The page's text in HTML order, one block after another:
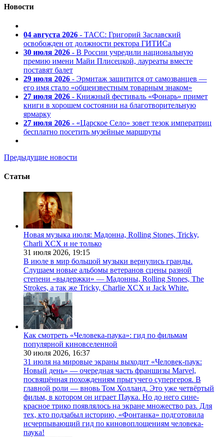
Новости
04 августа 2026 - ТАСС: Григорий Заславский
освобожден от должности ректора ГИТИСа
30 июля 2026 - В России учредили национальную
премию имени Майи Плисецкой, лауреаты вместе
поставят балет
29 июля 2026 - Эрмитаж защитится от самозванцев —
его имя стало «общеизвестным товарным знаком»
27 июля 2026 - Книжный фестиваль «Фонарь» примет
книги в хорошем состоянии на благотворительную
ярмарку
27 июля 2026 - «Царское Село» зовет тезок императриц
бесплатно посетить музейные маршруты
Предыдущие новости
Статьи
Новая музыка июля: Мадонна, Rolling Stones, Tricky,
Charli XCX и не только
31 июля 2026, 19:15
В июле в мир большой музыки вернулись гранды.
Слушаем новые альбомы ветеранов сцены разной
степени «выдержки» — Мадонны, Rolling Stones, The
Strokes, а так же Tricky, Charlie XCX и Jack White.
Как смотреть «Человека-паука»: гид по фильмам
популярной киновселенной
30 июля 2026, 16:37
31 июля на мировые экраны выходит «Человек-паук:
Новый день» — очередная часть франшизы Marvel,
посвящённая похождениям прыгучего супергероя. В
главной роли — вновь Том Холланд. Это уже четвёртый
фильм, в котором он играет Паука. Но до него сине-
красное трико появлялось на экране множество раз. Для
тех, кто подзабыл историю, «Фонтанка» подготовила
исчерпывающий гид по киновоплощениям человека-
паука!